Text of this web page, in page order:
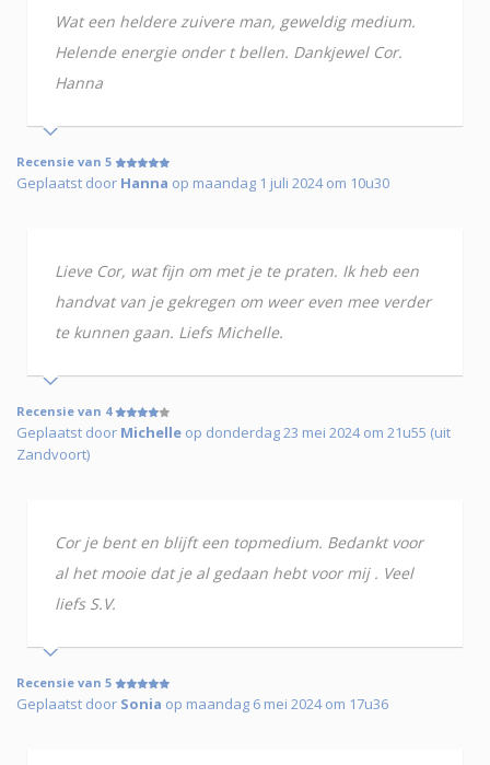
Wat een heldere zuivere man, geweldig medium.
Helende energie onder t bellen. Dankjewel Cor.
Hanna
Recensie van 5
Geplaatst door Hanna op maandag 1 juli 2024 om 10u30
Lieve Cor, wat fijn om met je te praten. Ik heb een
handvat van je gekregen om weer even mee verder
te kunnen gaan. Liefs Michelle.
Recensie van 4
Geplaatst door Michelle op donderdag 23 mei 2024 om 21u55 (uit
Zandvoort)
Cor je bent en blijft een topmedium. Bedankt voor
al het mooie dat je al gedaan hebt voor mij . Veel
liefs S.V.
Recensie van 5
Geplaatst door Sonia op maandag 6 mei 2024 om 17u36